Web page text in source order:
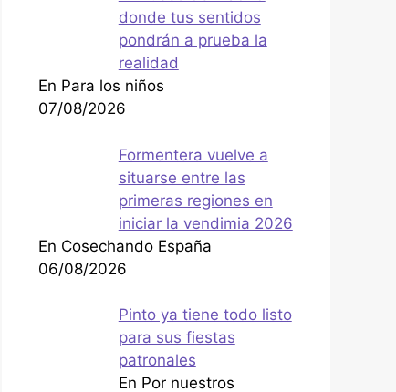
donde tus sentidos
pondrán a prueba la
realidad
En Para los niños
07/08/2026
Formentera vuelve a
situarse entre las
primeras regiones en
iniciar la vendimia 2026
En Cosechando España
06/08/2026
Pinto ya tiene todo listo
para sus fiestas
patronales
En Por nuestros